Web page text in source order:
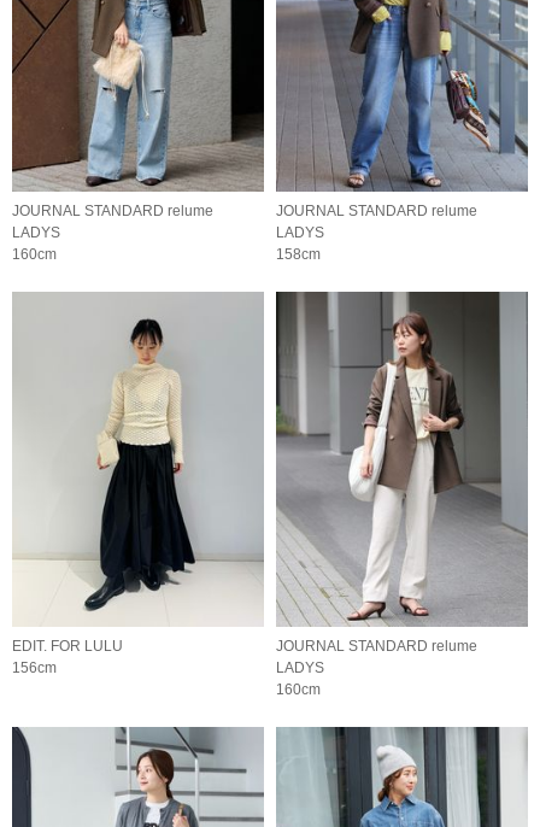
JOURNAL STANDARD relume
LADYS
160cm
JOURNAL STANDARD relume
LADYS
158cm
EDIT. FOR LULU
156cm
JOURNAL STANDARD relume
LADYS
160cm